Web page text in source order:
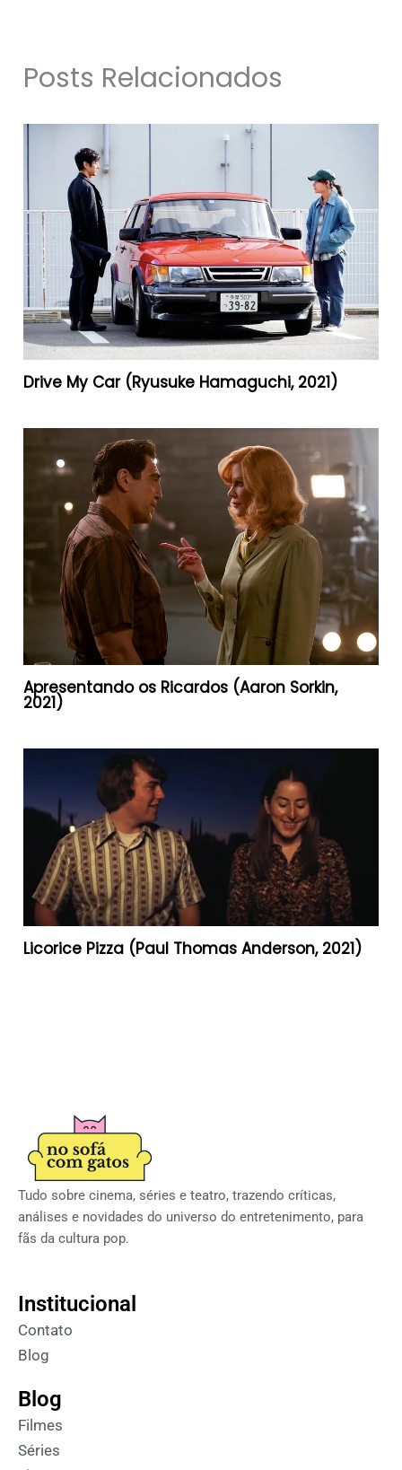
Posts Relacionados
Drive My Car (Ryusuke Hamaguchi, 2021)
Apresentando os Ricardos (Aaron Sorkin,
2021)
Licorice Pizza (Paul Thomas Anderson, 2021)
Tudo sobre cinema, séries e teatro, trazendo críticas,
análises e novidades do universo do entretenimento, para
fãs da cultura pop.
Institucional
Contato
Blog
Blog
Filmes
Séries